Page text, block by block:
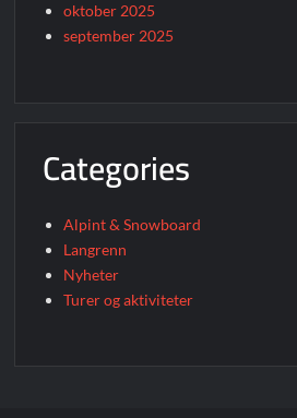
oktober 2025
september 2025
Categories
Alpint & Snowboard
Langrenn
Nyheter
Turer og aktiviteter